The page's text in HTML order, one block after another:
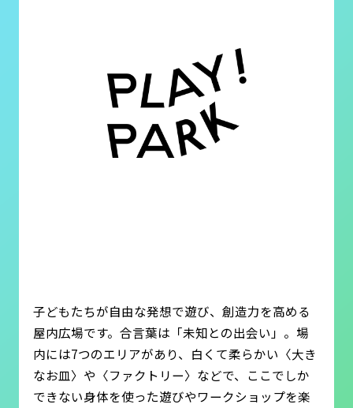
子どもたちが自由な発想で遊び、創造力を高める
屋内広場です。合言葉は「未知との出会い」。場
内には7つのエリアがあり、白くて柔らかい〈大き
なお皿〉や〈ファクトリー〉などで、ここでしか
できない身体を使った遊びやワークショップを楽